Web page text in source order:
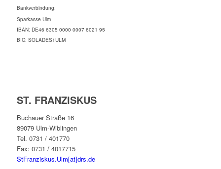
Bankverbindung:
Sparkasse Ulm
IBAN: DE46 6305 0000 0007 6021 95
BIC: SOLADES1ULM
ST. FRANZISKUS
Buchauer Straße 16
89079 Ulm-Wiblingen
Tel. 0731 / 401770
Fax: 0731 / 4017715
StFranziskus.Ulm[at]drs.de